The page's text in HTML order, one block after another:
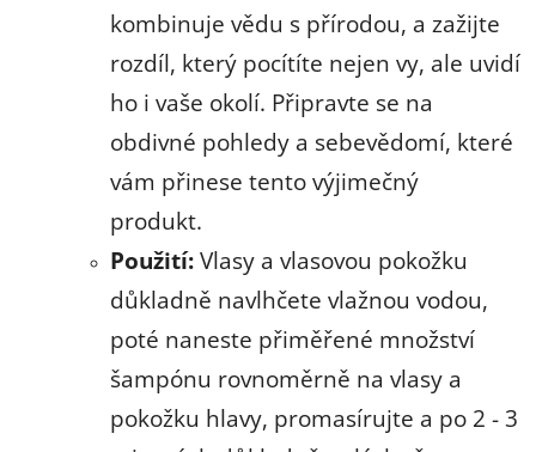
kombinuje vědu s přírodou, a zažijte
rozdíl, který pocítíte nejen vy, ale uvidí
ho i vaše okolí. Připravte se na
obdivné pohledy a sebevědomí, které
vám přinese tento výjimečný
produkt.
Použití: Vlasy a vlasovou pokožku
důkladně navlhčete vlažnou vodou,
poté naneste přiměřené množství
šampónu rovnoměrně na vlasy a
pokožku hlavy, promasírujte a po 2 - 3